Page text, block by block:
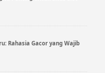
Rahasia Gacor yang Wajib